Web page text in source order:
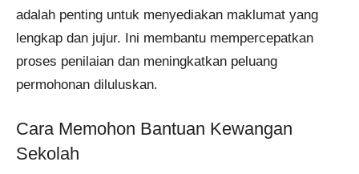
adalah penting untuk menyediakan maklumat yang
lengkap dan jujur. Ini membantu mempercepatkan
proses penilaian dan meningkatkan peluang
permohonan diluluskan.
Cara Memohon Bantuan Kewangan
Sekolah